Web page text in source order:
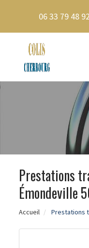
06 33 79 48 92
Prestations
Émondeville
Accueil Prestations